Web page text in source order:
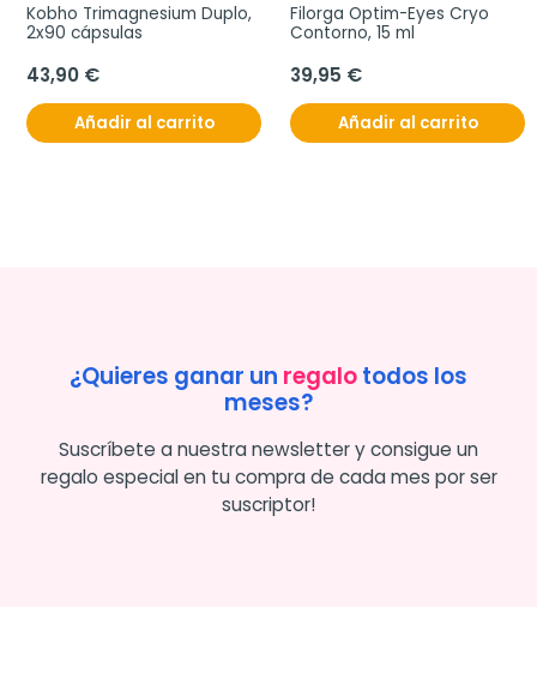
Kobho Trimagnesium Duplo,
2x90 cápsulas
43,90 €
Añadir al carrito
Filorga Optim-Eyes Cryo
Contorno, 15 ml
39,95 €
Añadir al carrito
¿Quieres ganar un regalotodos los
meses?
Suscríbete a nuestra newsletter y consigue un
regalo especial en tu compra de cada mes por ser
suscriptor!